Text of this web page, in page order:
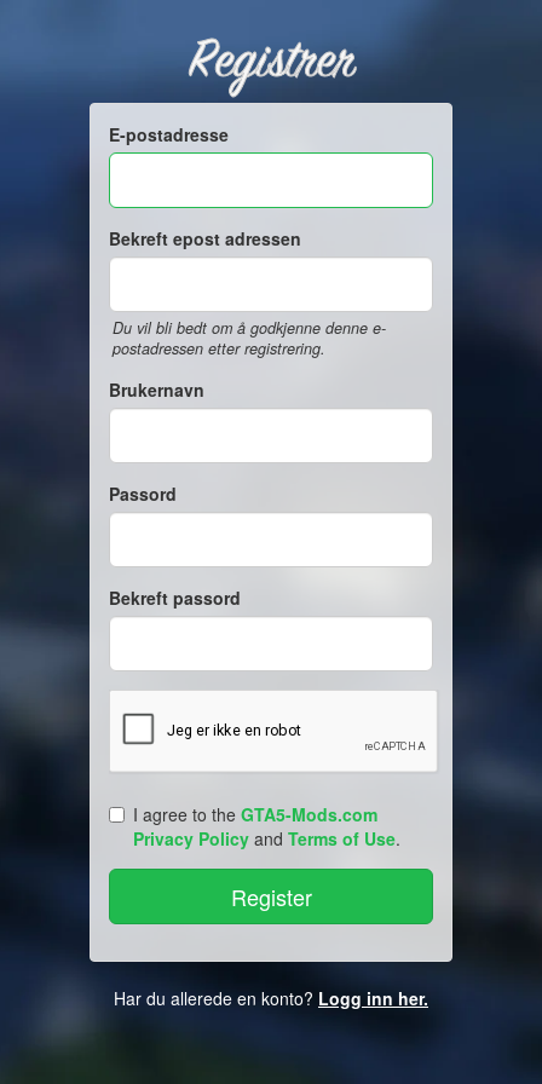
Registrer
E-postadresse
Bekreft epost adressen
Du vil bli bedt om å godkjenne denne e-
postadressen etter registrering.
Brukernavn
Passord
Bekreft passord
I agree to the GTA5-Mods.com
Privacy Policy and Terms of Use.
Har du allerede en konto? Logg inn her.